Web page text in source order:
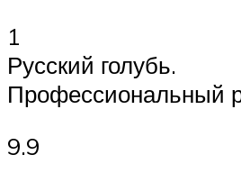
1
Русский голубь.
Профессиональный
9.9